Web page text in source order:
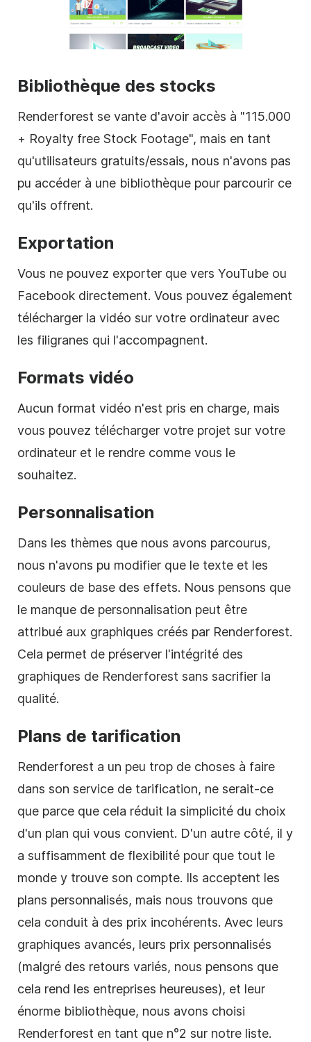
Bibliothèque des stocks
Renderforest se vante d'avoir accès à "115.000
+ Royalty free Stock Footage", mais en tant
qu'utilisateurs gratuits/essais, nous n'avons pas
pu accéder à une bibliothèque pour parcourir ce
qu'ils offrent.
Exportation
Vous ne pouvez exporter que vers YouTube ou
Facebook directement. Vous pouvez également
télécharger la vidéo sur votre ordinateur avec
les filigranes qui l'accompagnent.
Formats vidéo
Aucun format vidéo n'est pris en charge, mais
vous pouvez télécharger votre projet sur votre
ordinateur et le rendre comme vous le
souhaitez.
Personnalisation
Dans les thèmes que nous avons parcourus,
nous n'avons pu modifier que le texte et les
couleurs de base des effets. Nous pensons que
le manque de personnalisation peut être
attribué aux graphiques créés par Renderforest.
Cela permet de préserver l'intégrité des
graphiques de Renderforest sans sacrifier la
qualité.
Plans de tarification
Renderforest a un peu trop de choses à faire
dans son service de tarification, ne serait-ce
que parce que cela réduit la simplicité du choix
d'un plan qui vous convient. D'un autre côté, il y
a suffisamment de flexibilité pour que tout le
monde y trouve son compte. Ils acceptent les
plans personnalisés, mais nous trouvons que
cela conduit à des prix incohérents. Avec leurs
graphiques avancés, leurs prix personnalisés
(malgré des retours variés, nous pensons que
cela rend les entreprises heureuses), et leur
énorme bibliothèque, nous avons choisi
Renderforest en tant que n°2 sur notre liste.